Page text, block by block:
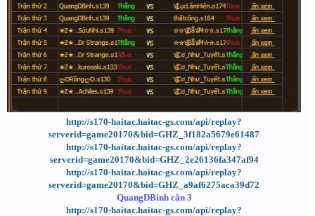
http://s170-haitac.haitac-gs.com/api/replay?
serverid=game20170&bid=GHZ_3f182a5679e61487
http://s170-haitac.haitac-gs.com/api/replay?
serverid=game20170&bid=GHZ_2e26136fa347af94
http://s170-haitac.haitac-gs.com/api/replay?
serverid=game20170&bid=GHZ_a9af6275aca39d72
QuangDBinh cân 3
http://s170-haitac.haitac-gs.com/api/replay?